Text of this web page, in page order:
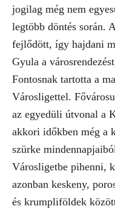
jogilag még nem
legtöbb döntés során.
fejlődött, így hajdani
Gyula a
Fontosnak tartotta a
Városligettel.
az egyedüli útvonal a
akkori időkben még a
szürke
Városligetbe pihenni,
azonban keskeny,
és krumpliföldek